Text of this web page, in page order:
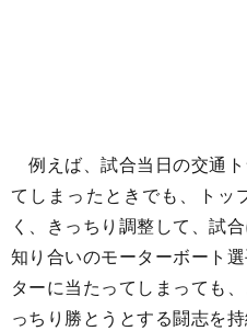
例えば、試合当日の交通
てしまったときでも、トッ
く、きっちり調整して、試
知り合いのモーターボート
ターに当たってしまっても
っちり勝とうとする闘志を